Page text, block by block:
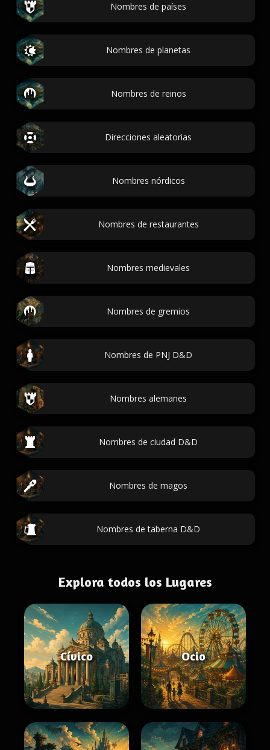
Nombres de países
Nombres de planetas
Nombres de reinos
Direcciones aleatorias
Nombres nórdicos
Nombres de restaurantes
Nombres medievales
Nombres de gremios
Nombres de PNJ D&D
Nombres alemanes
Nombres de ciudad D&D
Nombres de magos
Nombres de taberna D&D
Explora todos los Lugares
Cívico Ocio